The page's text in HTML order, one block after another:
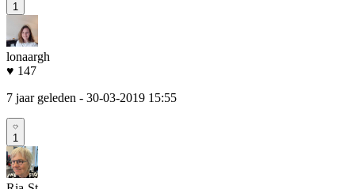
1
lonaargh
♥ 147
7 jaar geleden - 30-03-2019 15:55
1